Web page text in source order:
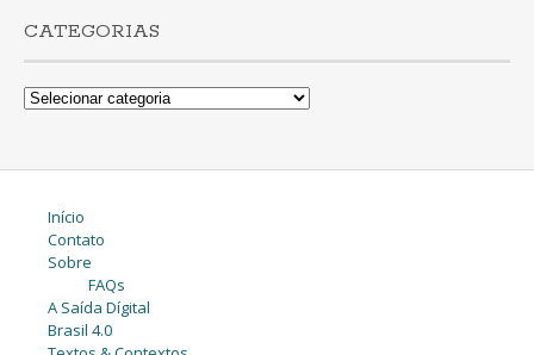
CATEGORIAS
Categorias
Início
Contato
Sobre
FAQs
A Saída Dígital
Brasil 4.0